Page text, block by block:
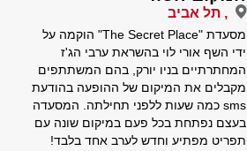
, תל אביב
‫מסעדת "The Secret Place" הוקמה על
ידי השף אורי לוי בהשראת ערבי הג'ז
המחתרתיים בניו יורק, בהם המשתתפים
מקבלים את המיקום של ההופעה בהודעת
sms כמה שעות ללפני תחילתה. המסעדה
בעצם נפתחת בכל פעם במיקום שונה עם
תפריט מפתיע וחדש לערב אחד בלבד!